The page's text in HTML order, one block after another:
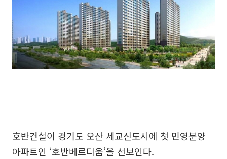
호반건설이 경기도 오산 세교신도시에 첫 민영분양
아파트인 ‘호반베르디움’을 선보인다.